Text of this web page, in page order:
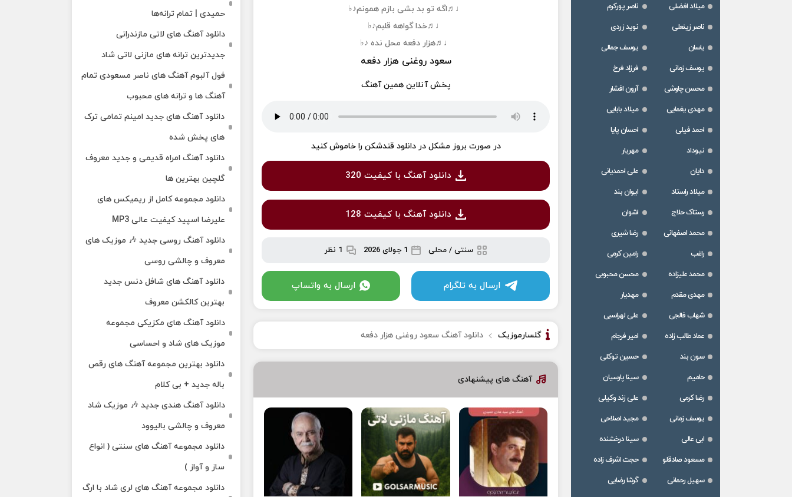
♩♬اگه تو بد بشی بازم همونم♪♭
♩♬خدا گواهه قلبم♪♭
♩♬هزار دفعه محل نده ♪♭
سعود روغنی هزار دفعه
پخش آنلاین همین آهنگ
در صورت بروز مشکل در دانلود قندشکن را خاموش کنید
دانلود آهنگ با کیفیت 320
دانلود آهنگ با کیفیت 128
سنتی / محلی 1 جولای 2026 1 نظر
ارسال به تلگرام ارسال به واتساپ
گلسارموزیک دانلود آهنگ سعود روغنی هزار دفعه
آهنگ های پیشنهادی
میلاد افضلی
ناصر پورکرم
ناصر زینعلی
نوید زردی
یاسان
یوسف جمالی
یوسف زمانی
فرزاد فرخ
محسن چاوشی
آرون افشار
مهدی یغمایی
میلاد بابایی
احمد فیلی
احسان پایا
نیوداد
مهریار
دایان
علی احمدیانی
میلاد راستاد
ایوان بند
رستاک حلاج
اشوان
محمد اصفهانی
رضا شیری
راغب
رامین کرمی
محمد علیزاده
محسن محبوبی
مهدی مقدم
مهدیار
شهاب فالجی
علی لهراسبی
عماد طالب زاده
امیر فرجام
سون بند
حسین توکلی
حامیم
سینا پارسیان
رضا کرمی
علی زند وکیلی
یوسف زمانی
مجید اصلاحی
ابی عالی
سینا درخشنده
مسعود صادقلو
حجت اشرف زاده
سهیل رحمانی
گرشا رضایی
حمیدی | تمام ترانه‌ها
دانلود آهنگ‌ های لاتی مازندرانی
جدیدترین ترانه های مازنی لاتی شاد
فول آلبوم آهنگ‌ های ناصر مسعودی تمام
آهنگ‌ ها و ترانه‌ های محبوب
دانلود آهنگ های جدید امینم تمامی ترک
های پخش شده
دانلود آهنگ امراه قدیمی و جدید معروف
گلچین بهترین ها
دانلود مجموعه کامل از ریمیکس های
علیرضا اسپید کیفیت عالی MP3
دانلود آهنگ روسی جدید 🎶 موزیک‌ های
معروف و چالشی روسی
دانلود آهنگ های شافل دنس جدید
بهترین کالکشن معروف
دانلود آهنگ‌ های مکزیکی مجموعه
موزیک‌ های شاد و احساسی
دانلود بهترین مجموعه آهنگ های رقص
باله جدید + بی کلام
دانلود آهنگ هندی جدید 🎶 موزیک شاد
معروف و چالشی بالیوود
دانلود مجموعه آهنگ های سنتی ( انواع
ساز و آواز )
دانلود مجموعه آهنگ های لری شاد با ارگ